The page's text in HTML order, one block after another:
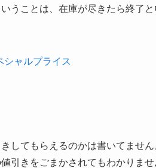
うことは、在庫が尽きたら終了と
シャルプライス
してもらえるのかは書いてませ
引きをごまかされてもわかりませ